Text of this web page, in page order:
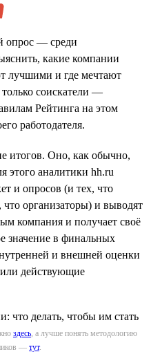
опрос — среди
какие компании
лучшими и где мечтают
соискатели —
Рейтинга на этом
работодателя.
итогов. Оно, как обычно,
этого аналитики hh.ru
и опросов (и тех, что
организаторы) и выводят
компания и получает своё
значение в финальных
и внешней оценки
действующие
здесь, а лучше понять методологию
— тут.